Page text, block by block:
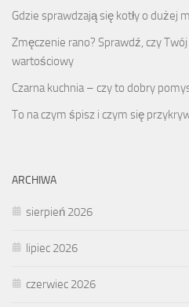
Gdzie sprawdzają się kotły o dużej
Zmęczenie rano? Sprawdź, czy
wartościowy
Czarna kuchnia – czy to dobry
To na czym śpisz i czym się
ARCHIWA
sierpień 2026
lipiec 2026
czerwiec 2026